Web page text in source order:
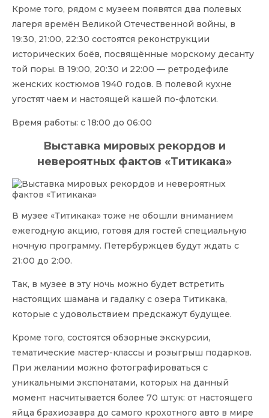
Кроме того, рядом с музеем появятся два полевых
лагеря времён Великой Отечественной войны, в
19:30, 21:00, 22:30 состоятся реконструкции
исторических боёв, посвящённые морскому десанту
той поры. В 19:00, 20:30 и 22:00 — ретродефиле
женских костюмов 1940 годов. В полевой кухне
угостят чаем и настоящей кашей по-флотски.
Время работы: с 18:00 до 06:00
Выставка мировых рекордов и
невероятных фактов «Титикака»
В музее «Титикака» тоже не обошли вниманием
ежегодную акцию, готовя для гостей специальную
ночную программу. Петербуржцев будут ждать с
21:00 до 2:00.
Так, в музее в эту ночь можно будет встретить
настоящих шамана и гадалку с озера Титикака,
которые с удовольствием предскажут будущее.
Кроме того, состоятся обзорные экскурсии,
тематические мастер-классы и розыгрыш подарков.
При желании можно фотографироваться с
уникальными экспонатами, которых на данный
момент насчитывается более 70 штук: от настоящего
яйца брахиозавра до самого крохотного авто в мире